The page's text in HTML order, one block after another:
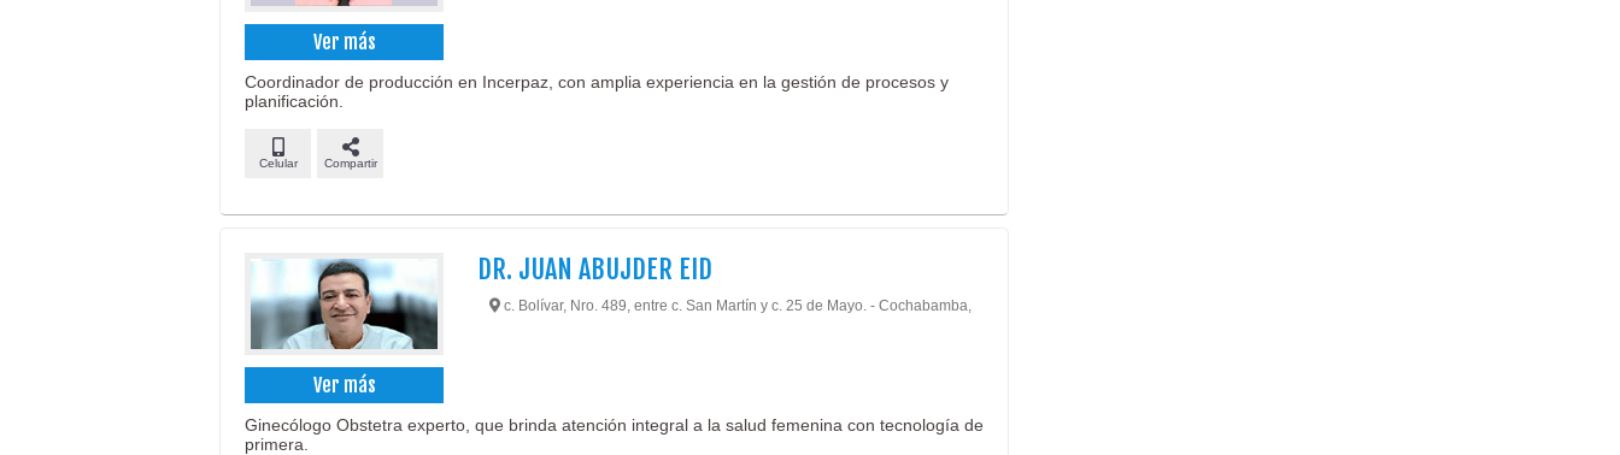
Ver más
Coordinador de producción en Incerpaz, con amplia experiencia en la gestión de procesos y
planificación.
Celular Compartir
Ver más
DR. JUAN ABUJDER EID
c. Bolívar, Nro. 489, entre c. San Martín y c. 25 de Mayo. - Cochabamba,
Ginecólogo Obstetra experto, que brinda atención integral a la salud femenina con tecnología de
primera.